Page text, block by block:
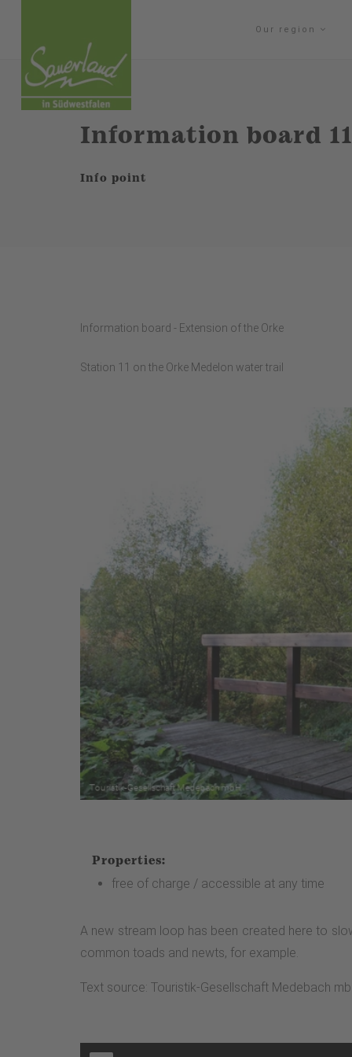
Our region
Information board
Info point
Information board - Extension of the Orke
Station 11 on the Orke Medelon water trail
Properties:
free of charge / accessible at any time
A new stream loop has been created here to
common toads and newts, for example.
Text source: Touristik-Gesellschaft Medebach